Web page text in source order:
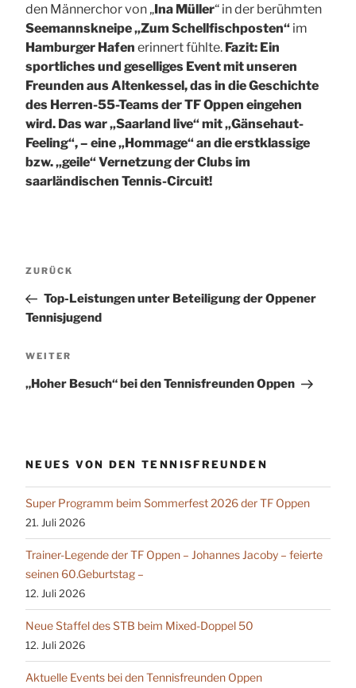
den Männerchor von „Ina Müller“ in der berühmten
Seemannskneipe „Zum Schellfischposten“ im
Hamburger Hafen erinnert fühlte. Fazit: Ein
sportliches und geselliges Event mit unseren
Freunden aus Altenkessel, das in die Geschichte
des Herren-55-Teams der TF Oppen eingehen
wird. Das war „Saarland live“ mit „Gänsehaut-
Feeling“, – eine „Hommage“ an die erstklassige
bzw. „geile“ Vernetzung der Clubs im
saarländischen Tennis-Circuit!
Vorheriger
ZURÜCK
Top-Leistungen unter Beteiligung der Oppener
Tennisjugend
Nächster
WEITER
„Hoher Besuch“ bei den Tennisfreunden Oppen
NEUES VON DEN TENNISFREUNDEN
Super Programm beim Sommerfest 2026 der TF Oppen
21. Juli 2026
Trainer-Legende der TF Oppen – Johannes Jacoby – feierte
seinen 60.Geburtstag –
12. Juli 2026
Neue Staffel des STB beim Mixed-Doppel 50
12. Juli 2026
Aktuelle Events bei den Tennisfreunden Oppen